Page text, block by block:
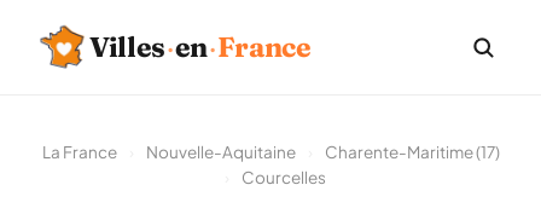
Villes·en·France
La France Nouvelle-Aquitaine
Charente-Maritime (17)
Courcelles